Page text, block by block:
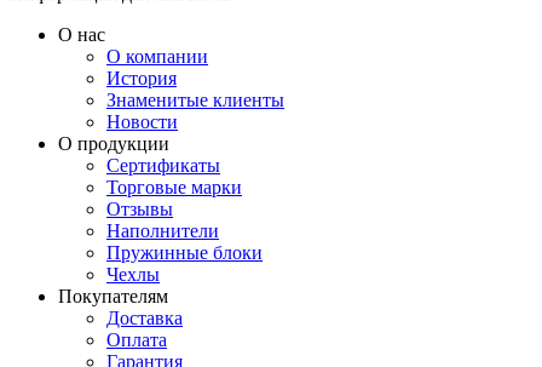
О нас
О компании
История
Знаменитые клиенты
Новости
О продукции
Сертификаты
Торговые марки
Отзывы
Наполнители
Пружинные блоки
Чехлы
Покупателям
Доставка
Оплата
Гарантия